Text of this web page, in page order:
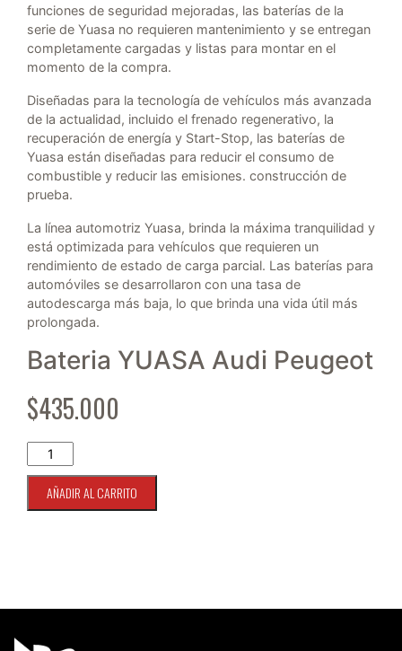
funciones de seguridad mejoradas, las baterías de la
serie de Yuasa no requieren mantenimiento y se entregan
completamente cargadas y listas para montar en el
momento de la compra.
Diseñadas para la tecnología de vehículos más avanzada
de la actualidad, incluido el frenado regenerativo, la
recuperación de energía y Start-Stop, las baterías de
Yuasa están diseñadas para reducir el consumo de
combustible y reducir las emisiones. construcción de
prueba.
La línea automotriz Yuasa, brinda la máxima tranquilidad y
está optimizada para vehículos que requieren un
rendimiento de estado de carga parcial. Las baterías para
automóviles se desarrollaron con una tasa de
autodescarga más baja, lo que brinda una vida útil más
prolongada.
Bateria YUASA Audi Peugeot
$435.000
Batería YUASA ENJ 410 LN5 IS I-STOP 85ah 855cca cantidad
AÑADIR AL CARRITO